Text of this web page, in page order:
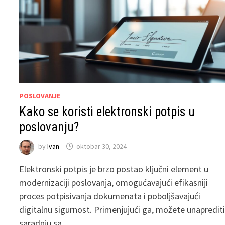
POSLOVANJE
Kako se koristi elektronski potpis u
poslovanju?
byIvan oktobar 30, 2024
Elektronski potpis je brzo postao ključni element u
modernizaciji poslovanja, omogućavajući efikasniji
proces potpisivanja dokumenata i poboljšavajući
digitalnu sigurnost. Primenjujući ga, možete unaprediti